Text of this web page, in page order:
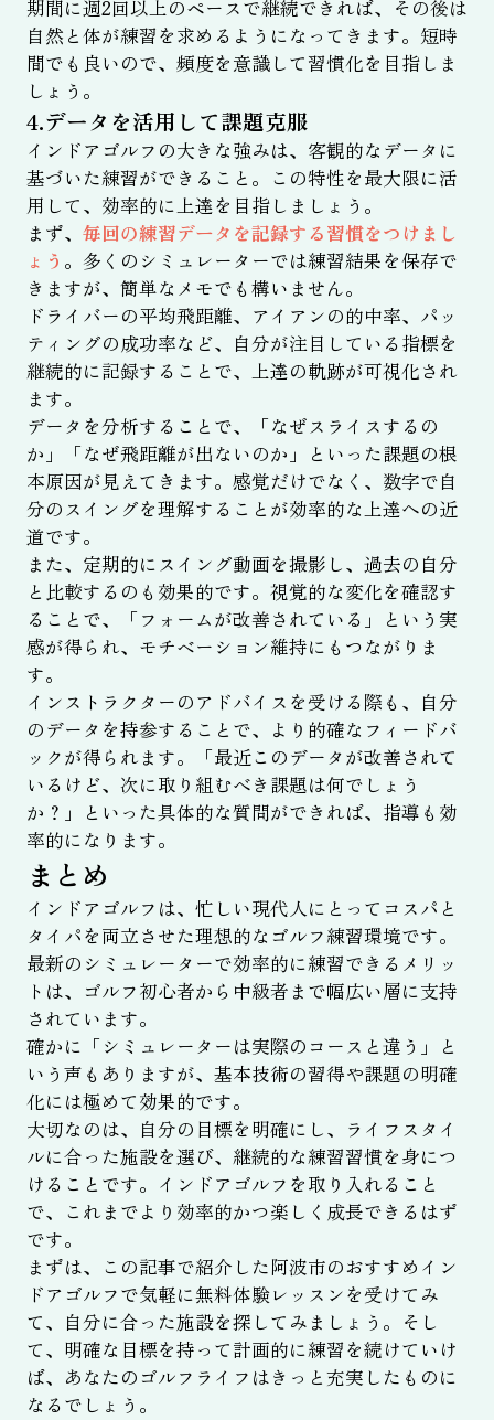
期間に週2回以上のペースで継続できれば、その後は
自然と体が練習を求めるようになってきます。短時
間でも良いので、頻度を意識して習慣化を目指しま
しょう。
4.データを活用して課題克服
インドアゴルフの大きな強みは、客観的なデータに
基づいた練習ができること。この特性を最大限に活
用して、効率的に上達を目指しましょう。
まず、 毎回の練習データを記録する習慣をつけまし
ょう 。多くのシミュレーターでは練習結果を保存で
きますが、簡単なメモでも構いません。
ドライバーの平均飛距離、アイアンの的中率、パッ
ティングの成功率など、自分が注目している指標を
継続的に記録することで、上達の軌跡が可視化され
ます。
データを分析することで、「なぜスライスするの
か」「なぜ飛距離が出ないのか」といった課題の根
本原因が見えてきます。感覚だけでなく、数字で自
分のスイングを理解することが効率的な上達への近
道です。
また、定期的にスイング動画を撮影し、過去の自分
と比較するのも効果的です。視覚的な変化を確認す
ることで、「フォームが改善されている」という実
感が得られ、モチベーション維持にもつながりま
す。
インストラクターのアドバイスを受ける際も、自分
のデータを持参することで、より的確なフィードバ
ックが得られます。「最近このデータが改善されて
いるけど、次に取り組むべき課題は何でしょう
か？」といった具体的な質問ができれば、指導も効
率的になります。
まとめ
インドアゴルフは、忙しい現代人にとってコスパと
タイパを両立させた理想的なゴルフ練習環境です。
最新のシミュレーターで効率的に練習できるメリッ
トは、ゴルフ初心者から中級者まで幅広い層に支持
されています。
確かに「シミュレーターは実際のコースと違う」と
いう声もありますが、基本技術の習得や課題の明確
化には極めて効果的です。
大切なのは、自分の目標を明確にし、ライフスタイ
ルに合った施設を選び、継続的な練習習慣を身につ
けることです。インドアゴルフを取り入れること
で、これまでより効率的かつ楽しく成長できるはず
です。
まずは、この記事で紹介した阿波市のおすすめイン
ドアゴルフで気軽に無料体験レッスンを受けてみ
て、自分に合った施設を探してみましょう。そし
て、明確な目標を持って計画的に練習を続けていけ
ば、あなたのゴルフライフはきっと充実したものに
なるでしょう。